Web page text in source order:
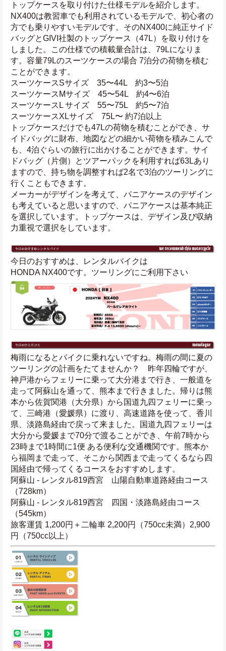
トップケースを取り付けた仕様モデルを紹介します。
NX400は教習車でも利用されているモデルで、初心者の
方でも乗りやすいモデルです。そのNX400に純正サイド
バッグとGIVI社製のトップケース（47L）を取り付けを
しました。この仕様での積載量合計は、79Lになりま
す。容量79Lのスーツケースの場合 7泊分の荷物を積む
ことができます。
スーツケースSサイズ　35〜44L　約3〜5泊
スーツケースMサイズ　45〜54L　約4〜6泊
スーツケースL サイズ　55〜75L　約5〜7泊
スーツケースXLサイズ　75L〜 約7泊以上
トップケースだけでも47Lの荷物を積むことができ、サ
イドバッグに財布、地図などの細かい荷物を積みこんで
も、4泊ぐらいの旅行に出かけることができます。サイ
ドバッグ（片側）とツアーパックを利用すれば63Lあり
ますので、持ち物を調整すれば2名で3泊のツーリングに
行くこともできます。
メーカーがデザインを考えて、パニアケースのデザイン
も考えていると思いますので、パニアケースは基本純正
を選択しています。トップケースは、デザイン及び収納
力重視で選択をしています。
今日のおすすめは、レンタルバイクは
HONDA NX400です。ツーリングにご利用下さい
梅雨になるとバイクに乗れないですね。梅雨の間に夏の
ツーリングの計画をたてませんか？　昨年四輪ですが、
神戸港からフェリーに乗って大分港まで行き、一般道を
走って阿蘇山を通って、熊本まで行きました。帰りは熊
本から佐賀関港（大分県）から国道九四フェリーに乗っ
て、三崎港（愛媛県）に渡り、高速道路を使って、香川
県、淡路島経由で戻って来ました。国道九四フェリーは
大分から愛媛まで70分で渡ることができ、午前7時から
23時まで1時間に1便 ある便利な交通機関です。熊本か
ら福岡まで走って、そこから関西まで走ってくるなら四
国経由で帰ってくるコースをおすすめします。
阿蘇山 - レンタル819西宮　山陽自動車道路経由コース
（728km）
阿蘇山 - レンタル819西宮　四国・淡路島経由コース
（545km）
旅客運賃 1,200円＋二輪車 2,200円（750cc未満）2,900
円（750cc以上）